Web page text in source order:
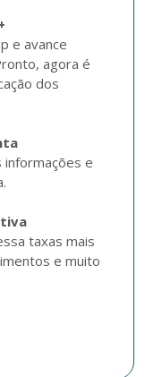
e avance
agora é
dos
informações e
taxas mais
e muito